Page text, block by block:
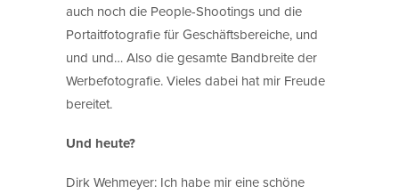
auch noch die People-Shootings und die
Portaitfotografie für Geschäftsbereiche, und
und und… Also die gesamte Bandbreite der
Werbefotografie. Vieles dabei hat mir Freude
bereitet.
Und heute?
Dirk Wehmeyer: Ich habe mir eine schöne